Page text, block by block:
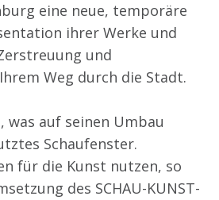
eine neue, temporäre
ihrer Werke und
und
Weg durch die Stadt.
was auf seinen Umbau
Schaufenster.
für die Kunst nutzen, so
des SCHAU-KUNST-